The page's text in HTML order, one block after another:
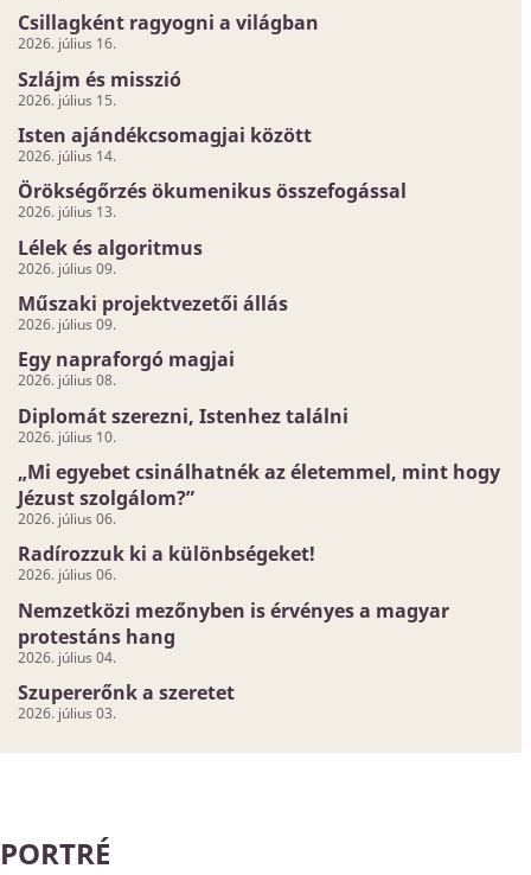
Csillagként ragyogni a világban
2026. július 16.
Szlájm és misszió
2026. július 15.
Isten ajándékcsomagjai között
2026. július 14.
Örökségőrzés ökumenikus összefogással
2026. július 13.
Lélek és algoritmus
2026. július 09.
Műszaki projektvezetői állás
2026. július 09.
Egy napraforgó magjai
2026. július 08.
Diplomát szerezni, Istenhez találni
2026. július 10.
„Mi egyebet csinálhatnék az életemmel, mint hogy
Jézust szolgálom?”
2026. július 06.
Radírozzuk ki a különbségeket!
2026. július 06.
Nemzetközi mezőnyben is érvényes a magyar
protestáns hang
2026. július 04.
Szupererőnk a szeretet
2026. július 03.
PORTRÉ